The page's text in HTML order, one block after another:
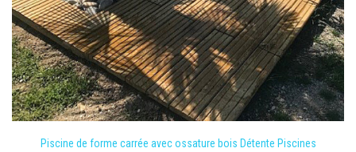
Piscine de forme carrée avec ossature bois Détente Piscines